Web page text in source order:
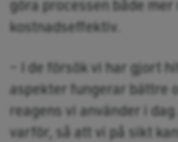
göra processen både
kostnadseffektiv.
– I de försök vi har gjort
aspekter fungerar bättre
reagens vi använder i
varför, så att vi på sikt